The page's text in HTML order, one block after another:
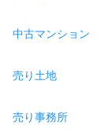
中古マンション
売り土地
売り事務所